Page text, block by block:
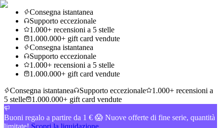
Consegna istantanea
Supporto eccezionale
1.000+ recensioni a 5 stelle
1.000.000+ gift card vendute
Consegna istantanea
Supporto eccezionale
1.000+ recensioni a 5 stelle
1.000.000+ gift card vendute
Consegna istantanea
Supporto eccezionale
1.000+ recensioni a
5 stelle
1.000.000+ gift card vendute
Buoni regalo a partire da 1 € 😱 Nuove offerte di fine serie, quantità
limitate! Scopri la liquidazione